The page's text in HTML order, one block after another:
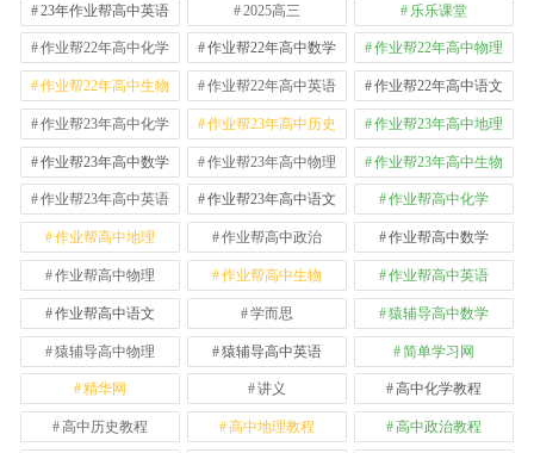
23年作业帮高中英语 2025高三 乐乐课堂
作业帮22年高中化学 作业帮22年高中数学 作业帮22年高中物理
作业帮22年高中生物 作业帮22年高中英语 作业帮22年高中语文
作业帮23年高中化学 作业帮23年高中历史 作业帮23年高中地理
作业帮23年高中数学 作业帮23年高中物理 作业帮23年高中生物
作业帮23年高中英语 作业帮23年高中语文 作业帮高中化学
作业帮高中地理 作业帮高中政治 作业帮高中数学
作业帮高中物理 作业帮高中生物 作业帮高中英语
作业帮高中语文 学而思 猿辅导高中数学
猿辅导高中物理 猿辅导高中英语 简单学习网
精华网 讲义 高中化学教程
高中历史教程 高中地理教程 高中政治教程